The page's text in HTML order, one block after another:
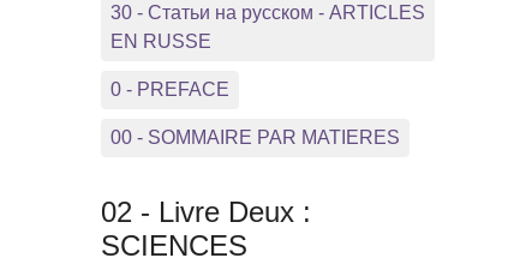
30 - Статьи на русском - ARTICLES
EN RUSSE
0 - PREFACE
00 - SOMMAIRE PAR MATIERES
02 - Livre Deux :
SCIENCES